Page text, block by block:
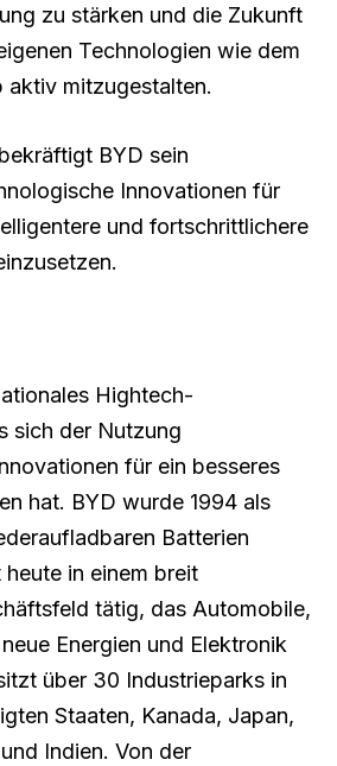
zu stärken und die Zukunft
Technologien wie dem
mitzugestalten.
BYD sein
Innovationen für
und fortschrittlichere
Hightech-
sich der Nutzung
für ein besseres
hat. BYD wurde 1994 als
Batterien
in einem breit
tätig, das Automobile,
Energien und Elektronik
über 30 Industrieparks in
Staaten, Kanada, Japan,
Indien. Von der